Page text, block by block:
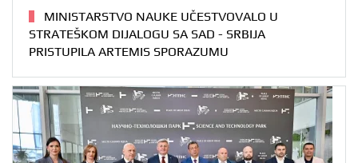
MINISTARSTVO NAUKE UČESTVOVALO U
STRATEŠKOM DIJALOGU SA SAD - SRBIJA
PRISTUPILA ARTEMIS SPORAZUMU